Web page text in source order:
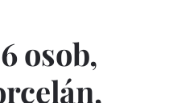
osob,